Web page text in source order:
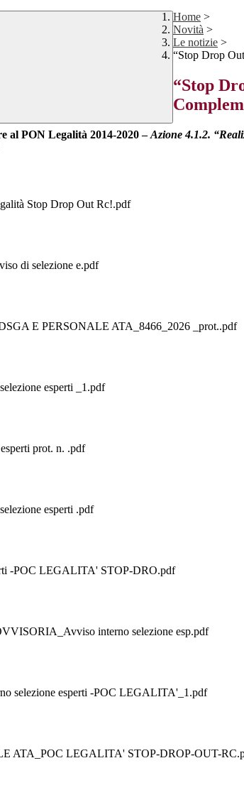
Home >
Novità >
Le notizie >
“Stop Drop
“Stop
al PON Legalità 2014-2020 –Azione 4.1.2.
Stop Drop Out Rc!.pdf
di selezione e.pdf
E PERSONALE ATA_8466_2026 _prot..pdf
esperti _1.pdf
prot. n. .pdf
esperti .pdf
-POC LEGALITA' STOP-DRO.pdf
interno selezione esp.pdf
esperti -POC LEGALITA'_1.pdf
LEGALITA' STOP-DROP-OUT-